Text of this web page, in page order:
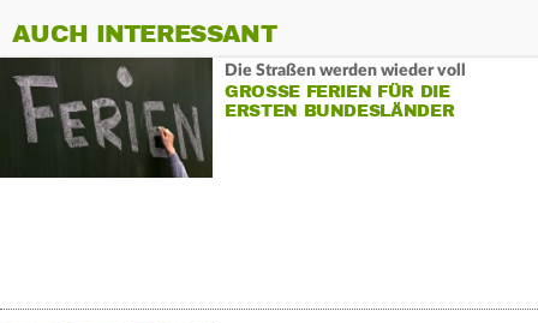
AUCH INTERESSANT
Die Straßen werden wieder voll
GROSSE FERIEN FÜR DIE E
RSTEN BUNDESLÄNDER